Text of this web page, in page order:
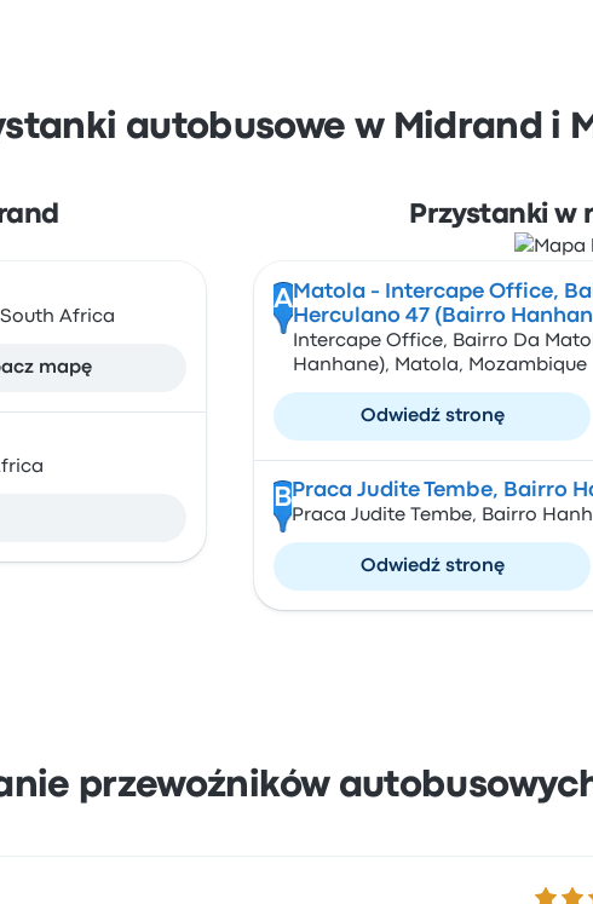
autobusowe w Midrand i
South Africa
mapę
Przystanki w
A Matola - Intercape Office,
Herculano 47 (Bairro
Intercape Office, Bairro Da
Hanhane), Matola, Mozambique
Odwiedź stronę
B Praca Judite Tembe, Bairro
Praca Judite Tembe, Bairro
Odwiedź stronę
przewoźników
3.5